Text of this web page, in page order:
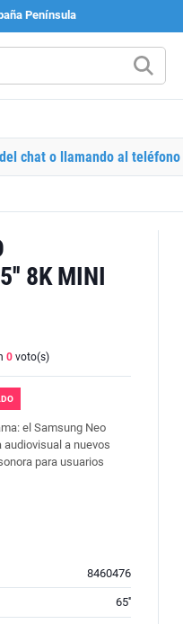
Península
chat o llamando al teléfono
8K MINI
0 voto(s)
el Samsung Neo
audiovisual a nuevos
para usuarios
8460476
65''